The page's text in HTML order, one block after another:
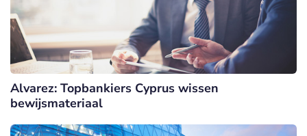
Alvarez: Topbankiers Cyprus wissen
bewijsmateriaal